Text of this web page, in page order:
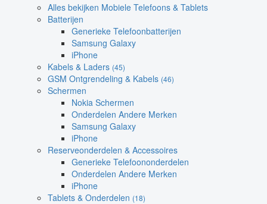
Alles bekijken Mobiele Telefoons & Tablets
Batterijen
Generieke Telefoonbatterijen
Samsung Galaxy
iPhone
Kabels & Laders (45)
GSM Ontgrendeling & Kabels (46)
Schermen
Nokia Schermen
Onderdelen Andere Merken
Samsung Galaxy
iPhone
Reserveonderdelen & Accessoires
Generieke Telefoononderdelen
Onderdelen Andere Merken
iPhone
Tablets & Onderdelen (18)